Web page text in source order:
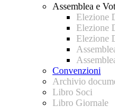
Assemblea e
Elezione
Elezione
Elezione
Convenzioni
Archivio
Libro Soci
Libro Giornale